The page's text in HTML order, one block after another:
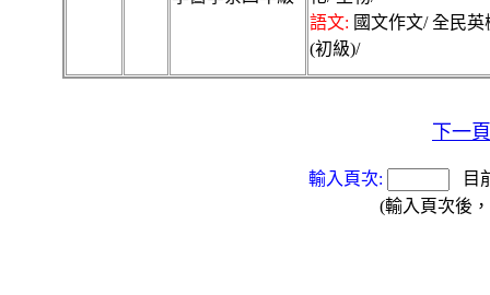
語文: 國文作文/ 全民英
(初級)/
下一頁
輸入頁次:
目
(輸入頁次後